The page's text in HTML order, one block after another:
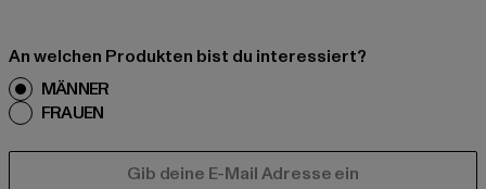
An welchen Produkten bist du interessiert?
MÄNNER
FRAUEN